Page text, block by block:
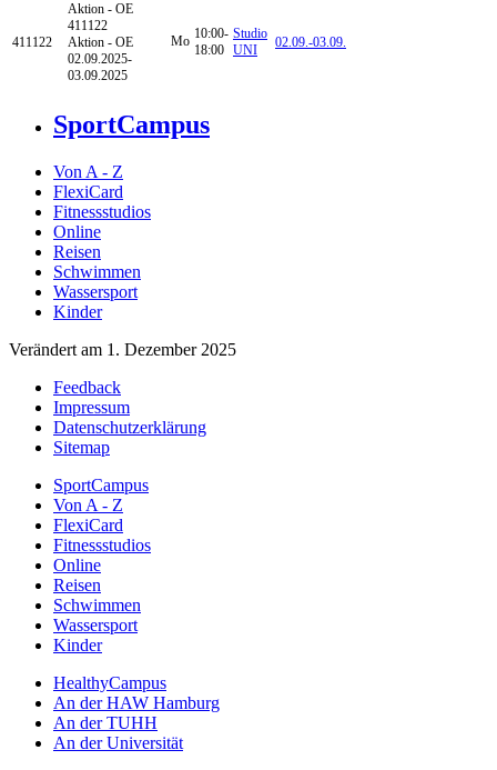
411122
Aktion - OE
411122
Aktion - OE
02.09.2025-
03.09.2025
Mo 10:00-
18:00
Studio
UNI
02.09.-03.09.
SportCampus
Von A - Z
FlexiCard
Fitnessstudios
Online
Reisen
Schwimmen
Wassersport
Kinder
Verändert am 1. Dezember 2025
Feedback
Impressum
Datenschutzerklärung
Sitemap
SportCampus
Von A - Z
FlexiCard
Fitnessstudios
Online
Reisen
Schwimmen
Wassersport
Kinder
HealthyCampus
An der HAW Hamburg
An der TUHH
An der Universität